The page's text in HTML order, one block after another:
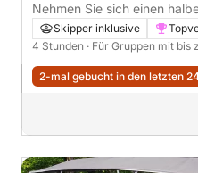
Nehmen Sie sich einen
einem Motorboot in
Skipper inklusive
4 Stunden · Für Gruppen mit bis
2-mal gebucht in den letzten